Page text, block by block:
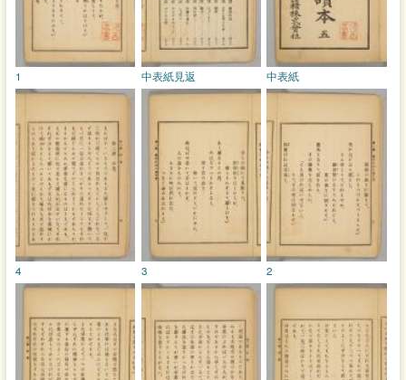
中表紙
中表紙見返
1
2
3
4